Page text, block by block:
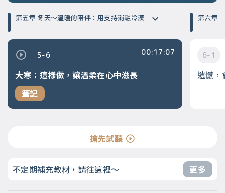
第五章 冬天～溫暖的陪伴：用支持消融冷漠
5-6
大寒：這樣做，讓溫柔在心中滋長
筆記
00:17:07
第六章
6-1
遺憾，
搶先試聽
不定期補充教材，請往這裡～ 更多